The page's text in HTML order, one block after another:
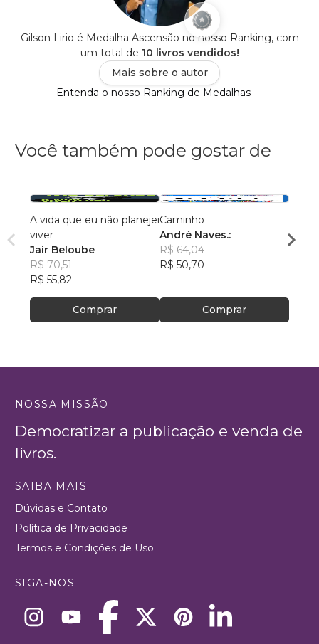
Gilson Lirio é Medalha Ascensão no nosso Ranking, com
um total de 10 livros vendidos!
Mais sobre o autor
Entenda o nosso Ranking de Medalhas
Você também pode gostar de
A vida que eu não planejei
viver
Jair Beloube
R$ 70,51
R$ 55,82
Comprar
Caminho
André Naves.:
R$ 64,04
R$ 50,70
Comprar
NOSSA MISSÃO
Democratizar a publicação e venda de
livros.
SAIBA MAIS
Dúvidas e Contato
Política de Privacidade
Termos e Condições de Uso
SIGA-NOS